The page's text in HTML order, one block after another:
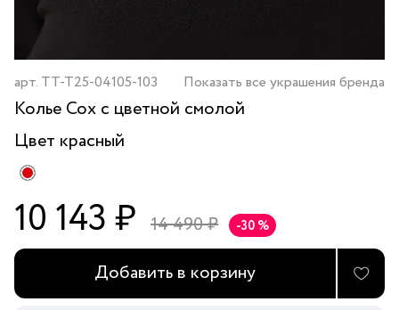
арт. TT-T25-04105-103 Показать все украшения бренда
Колье Cox с цветной смолой
Цвет красный
10 143 ₽ 14 490 ₽ -30 %
Добавить в корзину